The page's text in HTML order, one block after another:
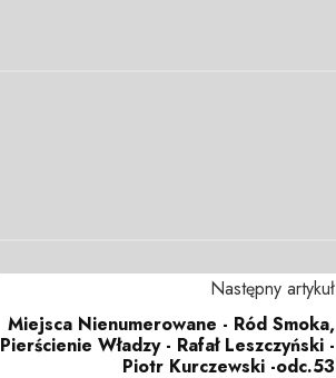
Następny artykuł
Miejsca Nienumerowane - Ród Smoka,
Pierścienie Władzy - Rafał Leszczyński -
Piotr Kurczewski -odc.53